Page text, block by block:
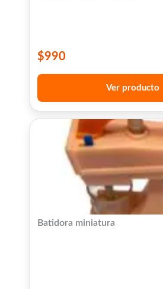
$990
Ver producto
Batidora miniatura